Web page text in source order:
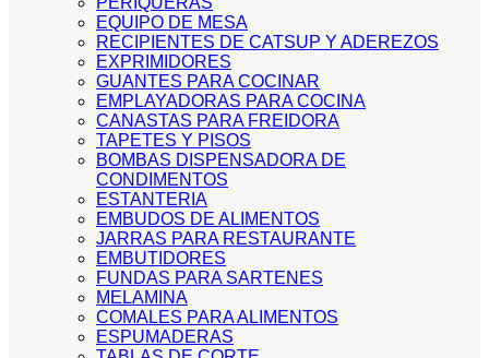
EQUIPO DE MESA
RECIPIENTES DE CATSUP Y ADEREZOS
EXPRIMIDORES
GUANTES PARA COCINAR
EMPLAYADORAS PARA COCINA
CANASTAS PARA FREIDORA
TAPETES Y PISOS
BOMBAS DISPENSADORA DE
CONDIMENTOS
ESTANTERIA
EMBUDOS DE ALIMENTOS
JARRAS PARA RESTAURANTE
EMBUTIDORES
FUNDAS PARA SARTENES
MELAMINA
COMALES PARA ALIMENTOS
ESPUMADERAS